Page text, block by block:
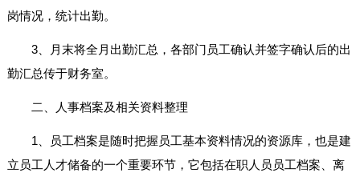
岗情况，统计出勤。
3、月末将全月出勤汇总，各部门员工确认并签字确认后的出
勤汇总传于财务室。
二、人事档案及相关资料整理
1、员工档案是随时把握员工基本资料情况的资源库，也是建
立员工人才储备的一个重要环节，它包括在职人员员工档案、离